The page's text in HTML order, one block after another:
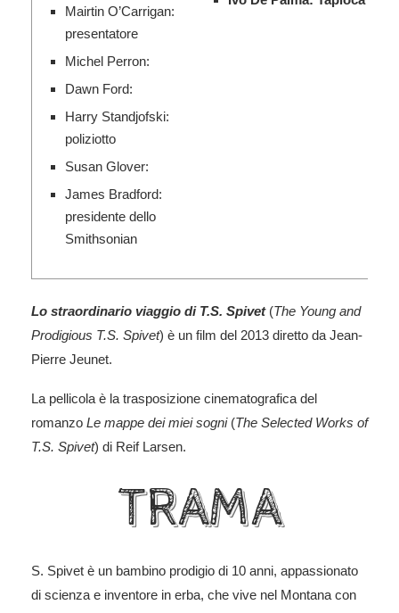
Mairtin O’Carrigan:
presentatore
Michel Perron:
Dawn Ford:
Harry Standjofski:
poliziotto
Susan Glover:
James Bradford:
presidente dello
Smithsonian
Lo straordinario viaggio di T.S. Spivet(The Young and
Prodigious T.S. Spivet) è un film del 2013 diretto da Jean-
Pierre Jeunet.
La pellicola è la trasposizione cinematografica del
romanzo Le mappe dei miei sogni(The Selected Works of
T.S. Spivet) di Reif Larsen.
TRAMA
S. Spivet è un bambino prodigio di 10 anni, appassionato
di scienza e inventore in erba, che vive nel Montana con